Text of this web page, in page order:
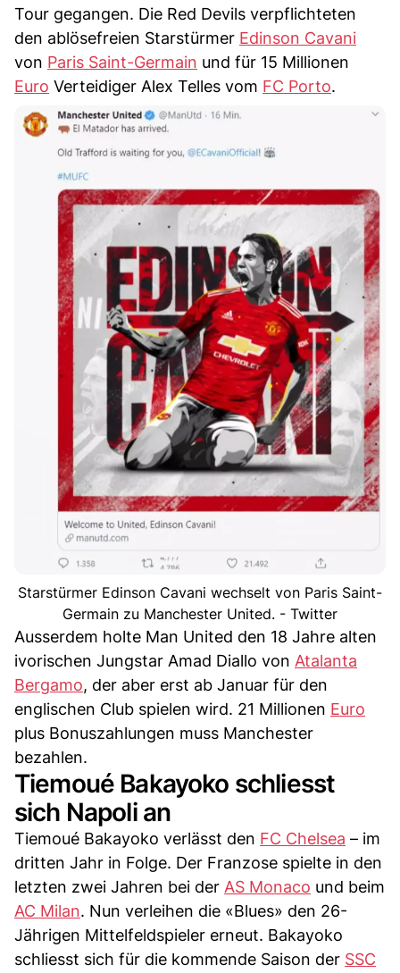
Tour gegangen. Die Red Devils verpflichteten
den ablösefreien Starstürmer Edinson Cavani
von Paris Saint-Germain und für 15 Millionen
Euro Verteidiger Alex Telles vom FC Porto.
Starstürmer Edinson Cavani wechselt von Paris Saint-
Germain zu Manchester United. - Twitter
Ausserdem holte Man United den 18 Jahre alten
ivorischen Jungstar Amad Diallo von Atalanta
Bergamo, der aber erst ab Januar für den
englischen Club spielen wird. 21 Millionen Euro
plus Bonuszahlungen muss Manchester
bezahlen.
Tiemoué Bakayoko schliesst
sich Napoli an
Tiemoué Bakayoko verlässt den FC Chelsea – im
dritten Jahr in Folge. Der Franzose spielte in den
letzten zwei Jahren bei der AS Monaco und beim
AC Milan. Nun verleihen die «Blues» den 26-
Jährigen Mittelfeldspieler erneut. Bakayoko
schliesst sich für die kommende Saison der SSC